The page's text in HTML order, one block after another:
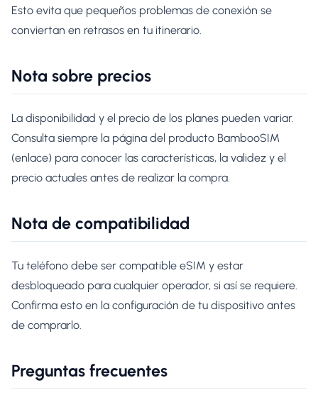
Esto evita que pequeños problemas de conexión se
conviertan en retrasos en tu itinerario.
Nota sobre precios
La disponibilidad y el precio de los planes pueden variar.
Consulta siempre la página del producto BambooSIM
(enlace) para conocer las características, la validez y el
precio actuales antes de realizar la compra.
Nota de compatibilidad
Tu teléfono debe ser compatible eSIM y estar
desbloqueado para cualquier operador, si así se requiere.
Confirma esto en la configuración de tu dispositivo antes
de comprarlo.
Preguntas frecuentes